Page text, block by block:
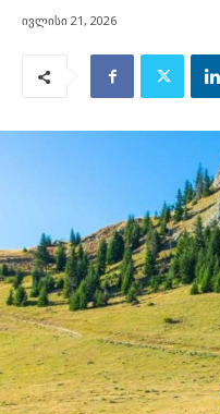
ივლისი 21, 2026